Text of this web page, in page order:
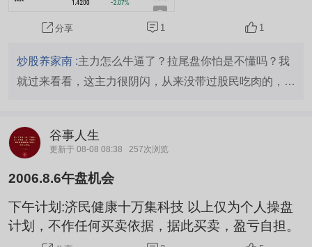
分享 1 1
炒股养家南 :主力怎么牛逼了？拉尾盘你怕是不懂吗？我
就过来看看，这主力很阴闪，从来没带过股民吃肉的，买
谷事人生
更新于 08-08 08:38 257次浏览
2006.8.6午盘机会
下午计划:济民健康十万集科技 以上仅为个人操盘
计划，不作任何买卖依据，据此买卖，盈亏自担。